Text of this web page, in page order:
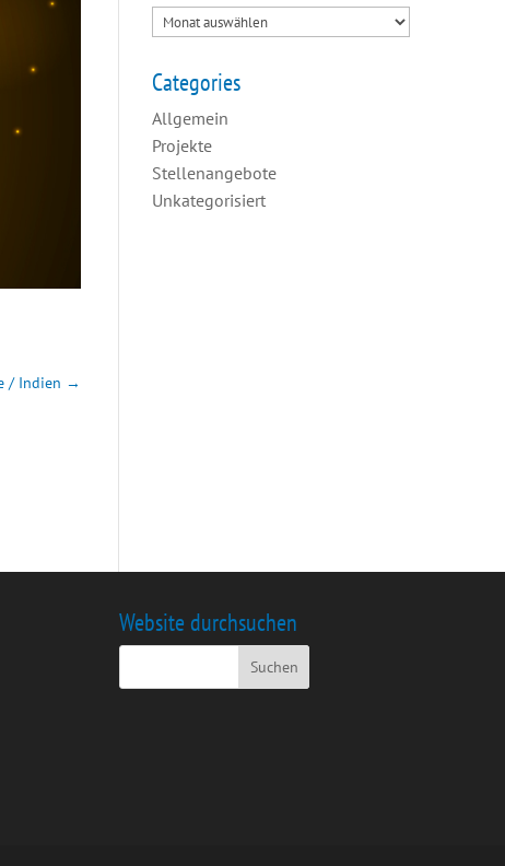
/ Indien →
Categories
Allgemein
Projekte
Stellenangebote
Unkategorisiert
Website durchsuchen